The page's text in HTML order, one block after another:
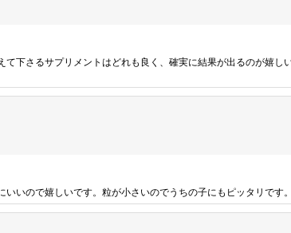
下さるサプリメントはどれも良く、確実に結果が出るのが嬉し
いので嬉しいです。粒が小さいのでうちの子にもピッタリです。